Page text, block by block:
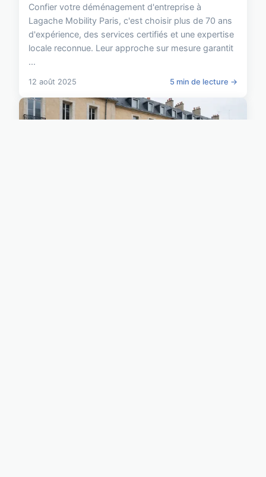
Confier votre déménagement d'entreprise à
Lagache Mobility Paris, c'est choisir plus de 70 ans
d'expérience, des services certifiés et une expertise
locale reconnue. Leur approche sur mesure garantit
...
12 août 2025 5 min de lecture →